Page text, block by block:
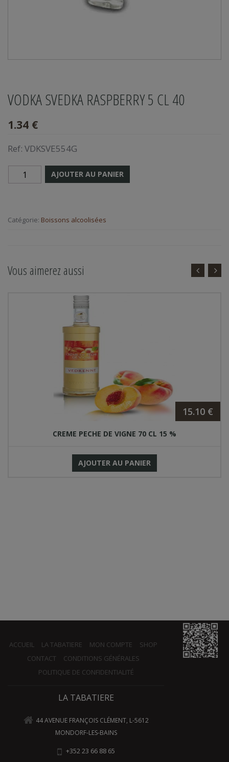
VODKA SVEDKA RASPBERRY 5 CL 40
1.34 €
Ref: VDKSVE554G
AJOUTER AU PANIER
Catégorie: Boissons alcoolisées
Vous aimerez aussi
15.10 €
CREME PECHE DE VIGNE 70 CL 15 %
AJOUTER AU PANIER
ACCUEIL LA TABATIERE MON COMPTE
SHOP
CONTACT
CONDITIONS GÉNÉRALES
POLITIQUE DE CONFIDENTIALITÉ
LA TABATIERE
44 AVENUE FRANÇOIS CLÉMENT, L-5612
MONDORF-LES-BAINS
+352 23 66 88 65